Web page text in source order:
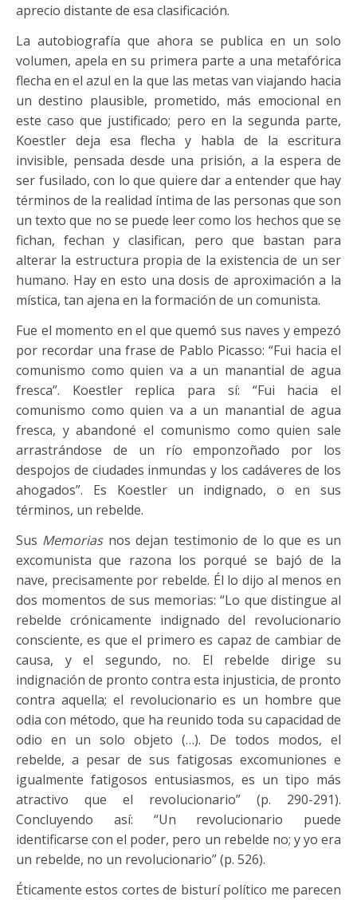
aprecio distante de esa clasificación.
La autobiografía que ahora se publica en un solo
volumen, apela en su primera parte a una metafórica
flecha en el azul en la que las metas van viajando hacia
un destino plausible, prometido, más emocional en
este caso que justificado; pero en la segunda parte,
Koestler deja esa flecha y habla de la escritura
invisible, pensada desde una prisión, a la espera de
ser fusilado, con lo que quiere dar a entender que hay
términos de la realidad íntima de las personas que son
un texto que no se puede leer como los hechos que se
fichan, fechan y clasifican, pero que bastan para
alterar la estructura propia de la existencia de un ser
humano. Hay en esto una dosis de aproximación a la
mística, tan ajena en la formación de un comunista.
Fue el momento en el que quemó sus naves y empezó
por recordar una frase de Pablo Picasso: “Fui hacia el
comunismo como quien va a un manantial de agua
fresca”. Koestler replica para sí: “Fui hacia el
comunismo como quien va a un manantial de agua
fresca, y abandoné el comunismo como quien sale
arrastrándose de un río emponzoñado por los
despojos de ciudades inmundas y los cadáveres de los
ahogados”. Es Koestler un indignado, o en sus
términos, un rebelde.
Sus Memoriasnos dejan testimonio de lo que es un
excomunista que razona los porqué se bajó de la
nave, precisamente por rebelde. Él lo dijo al menos en
dos momentos de sus memorias: “Lo que distingue al
rebelde crónicamente indignado del revolucionario
consciente, es que el primero es capaz de cambiar de
causa, y el segundo, no. El rebelde dirige su
indignación de pronto contra esta injusticia, de pronto
contra aquella; el revolucionario es un hombre que
odia con método, que ha reunido toda su capacidad de
odio en un solo objeto (…). De todos modos, el
rebelde, a pesar de sus fatigosas excomuniones e
igualmente fatigosos entusiasmos, es un tipo más
atractivo que el revolucionario” (p. 290-291).
Concluyendo así: “Un revolucionario puede
identificarse con el poder, pero un rebelde no; y yo era
un rebelde, no un revolucionario” (p. 526).
Éticamente estos cortes de bisturí político me parecen